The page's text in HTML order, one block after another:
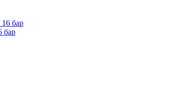
бар